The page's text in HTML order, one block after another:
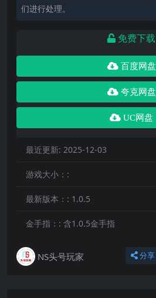
们进行处理。
免费下载
百度网盘
夸克网盘
UC网盘
最近更新: 2025-12-03
游戏大小：:
最新版本：: 1.0.5
金手指：: 含1.0.5金手指
NS头号玩家 分享